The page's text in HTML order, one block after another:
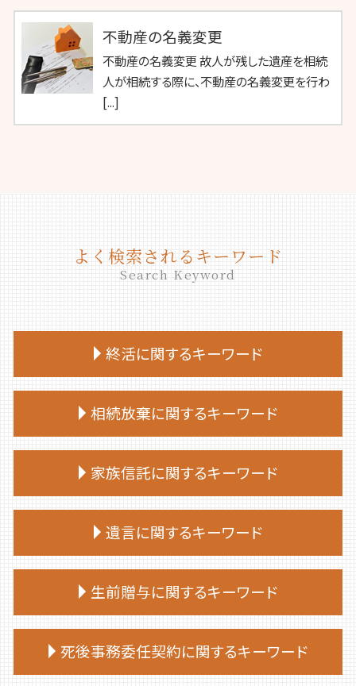
不動産の名義変更
不動産の名義変更 故人が残した遺産を相続
人が相続する際に、不動産の名義変更を行わ
[...]
よく検索されるキーワード
Search Keyword
終活に関するキーワード
終活 始める時期
終活 いつから
終活 おひとりさま
終活 何歳から
終活 相談
終活 目的
終活 親
終活 進め方
相続放棄に関するキーワード
相続放棄手続き 自分で
相続放棄手続き 司法書士
相続放棄 デメリット
相続放棄 費用
相続放棄 流れ
相続放棄 仕方
相続放棄 やり方
家族信託に関するキーワード
家族 信託 を する に は
家族 信託 と は
家族 信託 できること
家族信託手続き 自分で
家族 信託 制度
遺言に関するキーワード
公正証書遺言 もめる
遺言 効力 いつから
生前贈与に関するキーワード
生前贈与 土地
死後事務委任契約に関するキーワード